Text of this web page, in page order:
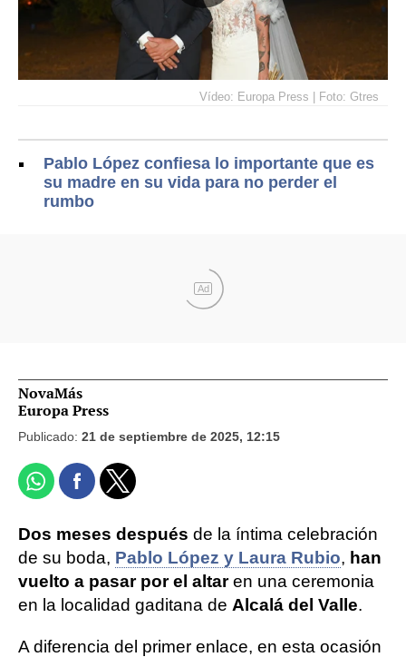
Vídeo: Europa Press | Foto: Gtres
Pablo López confiesa lo importante que es
su madre en su vida para no perder el
rumbo
Ad
NovaMás
Europa Press
Publicado: 21 de septiembre de 2025, 12:15
Dos meses después de la íntima celebración
de su boda, Pablo López y Laura Rubio, han
vuelto a pasar por el altaren una ceremonia
en la localidad gaditana de Alcalá del Valle.
A diferencia del primer enlace, en esta ocasión